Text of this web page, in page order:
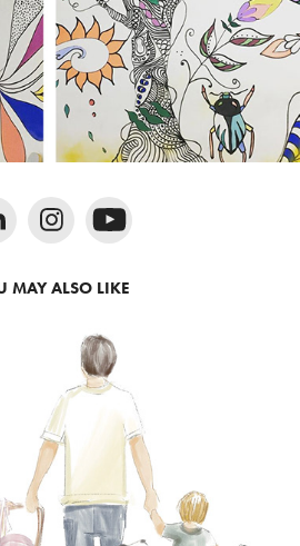
MAY ALSO LIKE
2023
PERSONALIZADAS